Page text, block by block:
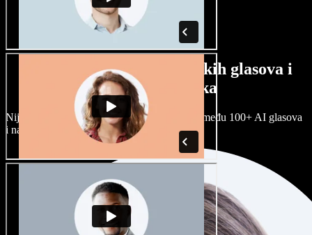
Veliki izbor muških i ženskih glasova i
raznih naglasaka
Nijedan projekt ne mora zvučati isto. Birajte među 100+ AI glasova
i naglasaka i prilagodite ih sebi.